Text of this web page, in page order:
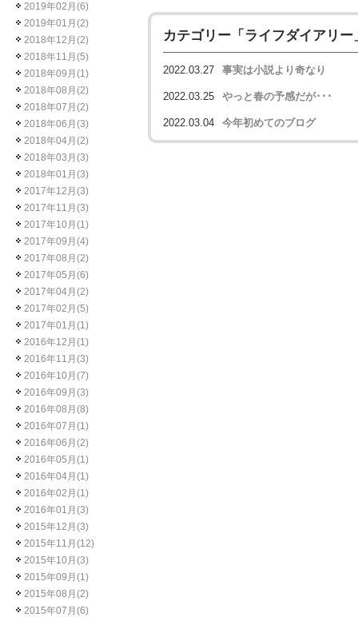
カテゴリー「 ライフダイアリー
2022.03.27 事実は小説より奇なり
2022.03.25 やっと春の予感だが･･･
2022.03.04 今年初めてのブログ
2019年02月(6)
2019年01月(2)
2018年12月(2)
2018年11月(5)
2018年09月(1)
2018年08月(2)
2018年07月(2)
2018年06月(3)
2018年04月(2)
2018年03月(3)
2018年01月(3)
2017年12月(3)
2017年11月(3)
2017年10月(1)
2017年09月(4)
2017年08月(2)
2017年05月(6)
2017年04月(2)
2017年02月(5)
2017年01月(1)
2016年12月(1)
2016年11月(3)
2016年10月(7)
2016年09月(3)
2016年08月(8)
2016年07月(1)
2016年06月(2)
2016年05月(1)
2016年04月(1)
2016年02月(1)
2016年01月(3)
2015年12月(3)
2015年11月(12)
2015年10月(3)
2015年09月(1)
2015年08月(2)
2015年07月(6)